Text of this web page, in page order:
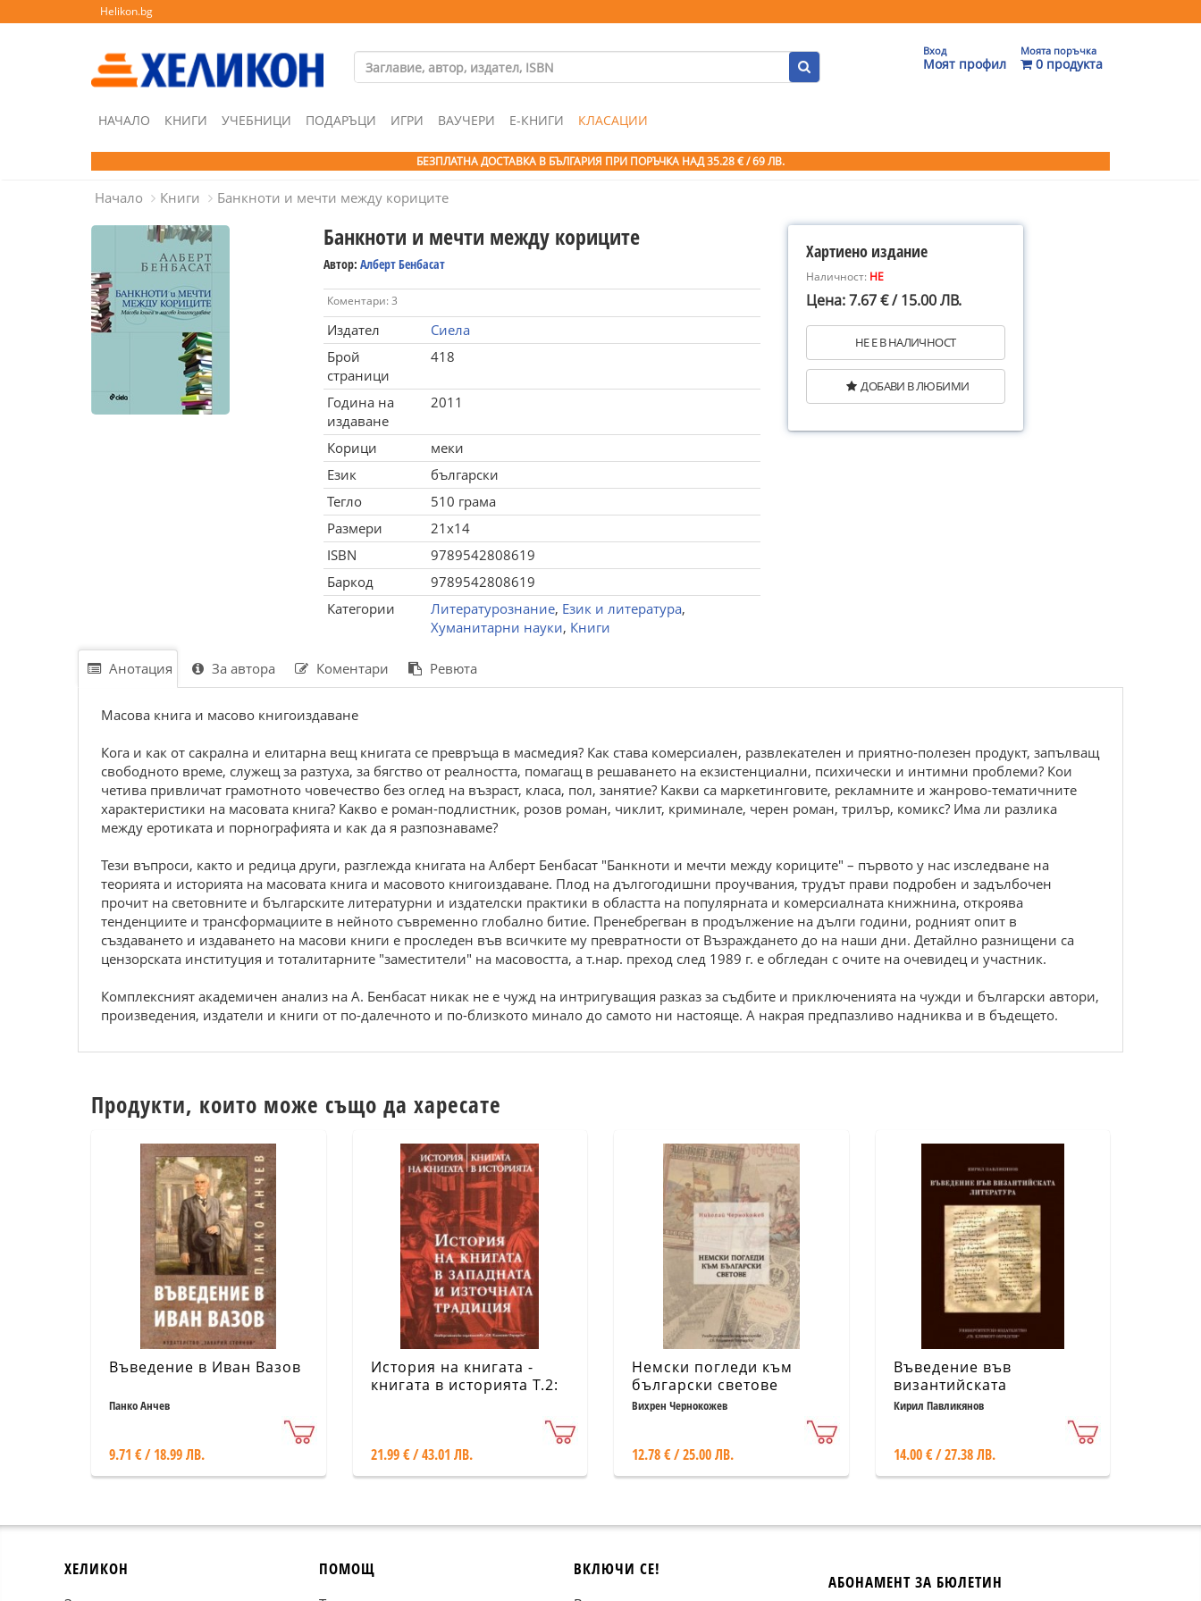
Helikon.bg
Вход
Моят профил
Моята поръчка
0 продукта
НАЧАЛО КНИГИ УЧЕБНИЦИ ПОДАРЪЦИ ИГРИ ВАУЧЕРИ Е-КНИГИ КЛАСАЦИИ
БЕЗПЛАТНА ДОСТАВКА В БЪЛГАРИЯ ПРИ ПОРЪЧКА НАД 35.28 € / 69 ЛВ.
Начало Книги Банкноти и мечти между кориците
Банкноти и мечти между кориците
Автор: Алберт Бенбасат
Коментари: 3
Издател
Сиела
Брой
страници
418
Година на
издаване
2011
Корици
меки
Език
български
Тегло
510 грама
Размери
21x14
ISBN
9789542808619
Баркод
9789542808619
Категории
Литературознание, Език и литература,
Хуманитарни науки, Книги
Хартиено издание
Наличност: НЕ
Цена: 7.67 € / 15.00 ЛВ.
НЕ Е В НАЛИЧНОСТ
ДОБАВИ В ЛЮБИМИ
Анотация За автора Коментари Ревюта
Масова книга и масово книгоиздаване
Кога и как от сакрална и елитарна вещ книгата се превръща в масмедия? Как става комерсиален, развлекателен и приятно-полезен продукт, запълващ
свободното време, служещ за разтуха, за бягство от реалността, помагащ в решаването на екзистенциални, психически и интимни проблеми? Кои
четива привличат грамотното човечество без оглед на възраст, класа, пол, занятие? Какви са маркетинговите, рекламните и жанрово-тематичните
характеристики на масовата книга? Какво е роман-подлистник, розов роман, чиклит, криминале, черен роман, трилър, комикс? Има ли разлика
между еротиката и порнографията и как да я разпознаваме?
Тези въпроси, както и редица други, разглежда книгата на Алберт Бенбасат "Банкноти и мечти между кориците" – първото у нас изследване на
теорията и историята на масовата книга и масовото книгоиздаване. Плод на дългогодишни проучвания, трудът прави подробен и задълбочен
прочит на световните и българските литературни и издателски практики в областта на популярната и комерсиалната книжнина, откроява
тенденциите и трансформациите в нейното съвременно глобално битие. Пренебрегван в продължение на дълги години, родният опит в
създаването и издаването на масови книги е проследен във всичките му превратности от Възраждането до на наши дни. Детайлно разнищени са
цензорската институция и тоталитарните "заместители" на масовостта, а т.нар. преход след 1989 г. е обгледан с очите на очевидец и участник.
Комплексният академичен анализ на А. Бенбасат никак не е чужд на интригуващия разказ за съдбите и приключенията на чужди и български автори,
произведения, издатели и книги от по-далечното и по-близкото минало до самото ни настояще. А накрая предпазливо надниква и в бъдещето.
Продукти, които може също да харесате
Въведение в Иван Вазов
Панко Анчев
9.71 € / 18.99 ЛВ.
История на книгата -
книгата в историята Т.2:
западната и източната
21.99 € / 43.01 ЛВ.
Немски погледи към
български светове
Вихрен Чернокожев
12.78 € / 25.00 ЛВ.
Въведение във
византийската
литература
Кирил Павликянов
14.00 € / 27.38 ЛВ.
ХЕЛИКОН ПОМОЩ ВКЛЮЧИ СЕ!
АБОНАМЕНТ ЗА БЮЛЕТИН